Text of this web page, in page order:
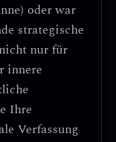
oder war
strategische
nur für
innere
Ihre
Verfassung